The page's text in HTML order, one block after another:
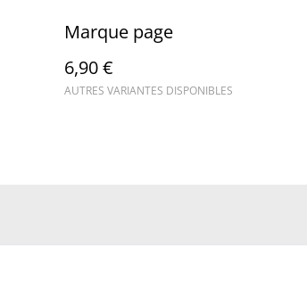
Marque page
6,90 €
AUTRES VARIANTES DISPONIBLES